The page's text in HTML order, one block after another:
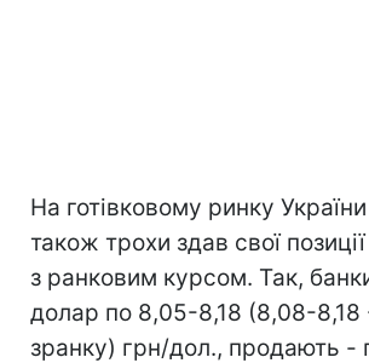
На готівковому ринку
також трохи здав свої
з ранковим курсом. Так,
долар по 8,05-8,18 (8,08-8,18
зранку) грн/дол., продають -